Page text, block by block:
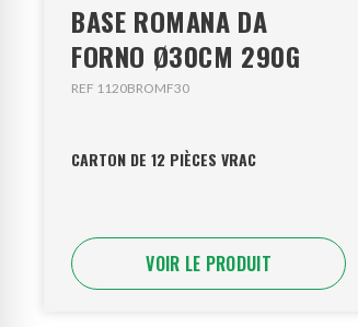
BASE ROMANA DA
FORNO Ø30CM 290G
REF 1120BROMF30
CARTON DE 12 PIÈCES VRAC
VOIR LE PRODUIT